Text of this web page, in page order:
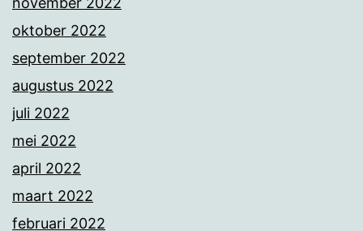
oktober 2022
september 2022
augustus 2022
juli 2022
mei 2022
april 2022
maart 2022
februari 2022